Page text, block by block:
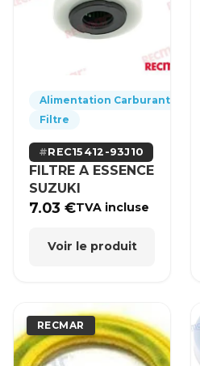
Alimentation Carburant
Filtre
REC15412-93J10
FILTRE A ESSENCE
SUZUKI
7.03€TVA incluse
Voir le produit
RECMAR